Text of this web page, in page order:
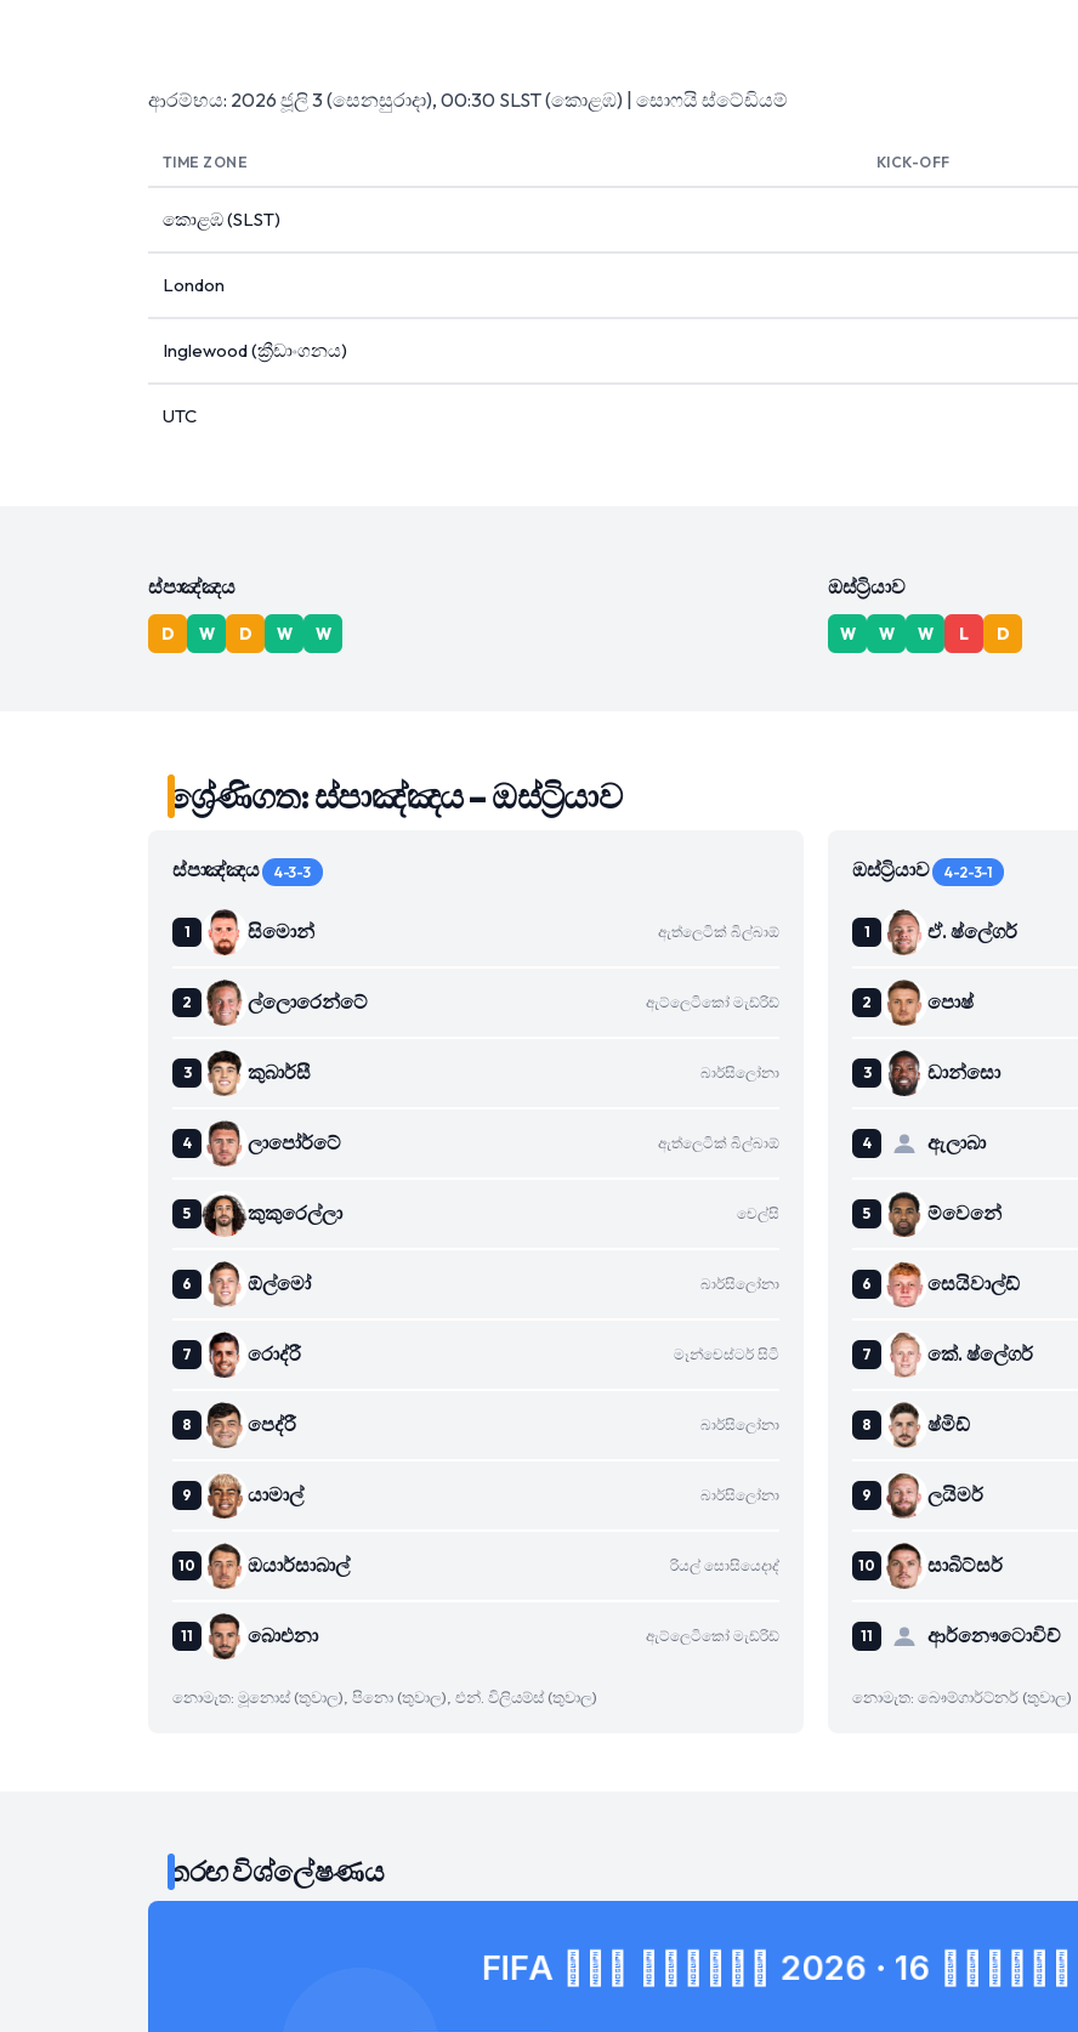
ආරම්භය: 2026 ජූලි 3 (සෙනසුරාදා), 00:30 SLST (කොළඹ) | සොෆයි ස්ටේඩියම්
TIME ZONE KICK-OFF
කොළඹ (SLST)
London
Inglewood (ක්‍රීඩාංගනය)
UTC
ස්පාඤ්ඤය
D W D W W
ඔස්ට්‍රියාව
W W W L D
ශ්‍රේණිගත: ස්පාඤ්ඤය – ඔස්ට්‍රියාව
ස්පාඤ්ඤය 4-3-3
සිමොන් ඇත්ලෙටික් බිල්බාඕ
ල්ලොරෙන්ටේ ඇට්ලෙටිකෝ මැඩ්රිඩ්
කුබාර්සී බාර්සිලෝනා
ලාපෝර්ටේ ඇත්ලෙටික් බිල්බාඕ
කුකුරෙල්ලා චෙල්සි
ඕල්මෝ බාර්සිලෝනා
රොද්රී මෑන්චෙස්ටර් සිටි
පෙද්රී බාර්සිලෝනා
යාමාල් බාර්සිලෝනා
ඔයාර්සාබාල් රියල් සොසියෙදාද්
බාෙඑනා ඇට්ලෙටිකෝ මැඩ්රිඩ්
නොමැත: මූනොස් (තුවාල), පිනො (තුවාල), එන්. විලියම්ස් (තුවාල)
ඔස්ට්‍රියාව 4-2-3-1
ඒ. ෂ්ලේගර්
පොෂ්
ඩාන්සො
ඇලාබා
ම්වෙනේ
සෙයිවාල්ඩ්
කේ. ෂ්ලේගර්
ෂ්මිඩ්
ලයිමර්
සාබිට්සර්
ආර්නෞටොවිච්
නොමැත: බෞම්ගාර්ට්නර් (තුවාල)
තරඟ විශ්ලේෂණය